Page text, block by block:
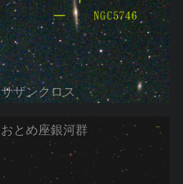
サザンクロス
おとめ座銀河群